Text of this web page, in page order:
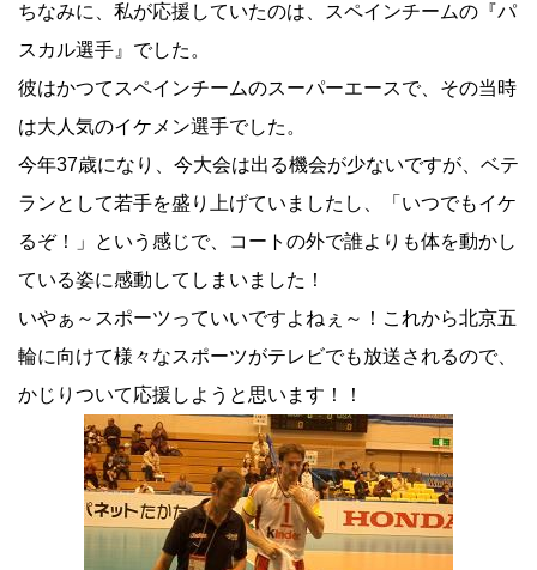
ちなみに、私が応援していたのは、スペインチームの『パ
スカル選手』でした。
彼はかつてスペインチームのスーパーエースで、その当時
は大人気のイケメン選手でした。
今年37歳になり、今大会は出る機会が少ないですが、ベテ
ランとして若手を盛り上げていましたし、「いつでもイケ
るぞ！」という感じで、コートの外で誰よりも体を動かし
ている姿に感動してしまいました！
いやぁ～スポーツっていいですよねぇ～！これから北京五
輪に向けて様々なスポーツがテレビでも放送されるので、
かじりついて応援しようと思います！！